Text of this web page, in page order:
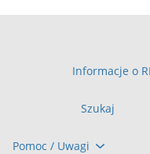
Informacje o
Szukaj
Pomoc / Uwagi